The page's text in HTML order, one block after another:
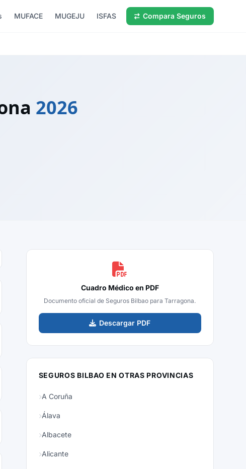
MUFACE MUGEJU ISFAS Compara Seguros
2026
Cuadro Médico en PDF
Documento oficial de Seguros Bilbao para Tarragona.
Descargar PDF
SEGUROS BILBAO EN OTRAS PROVINCIAS
A Coruña
Álava
Albacete
Alicante